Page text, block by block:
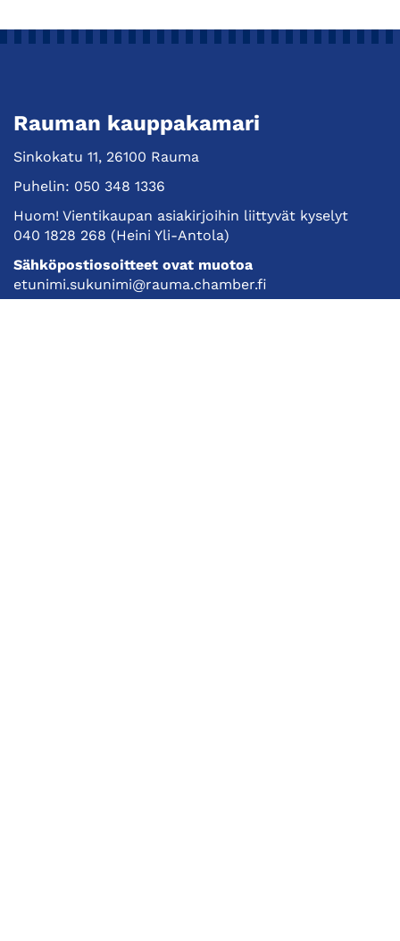
Rauman kauppakamari
Sinkokatu 11, 26100 Rauma
Puhelin: 050 348 1336
Huom! Vientikaupan asiakirjoihin liittyvät kyselyt
040 1828 268 (Heini Yli-Antola)
Sähköpostiosoitteet ovat muotoa
etunimi.sukunimi@rauma.chamber.fi